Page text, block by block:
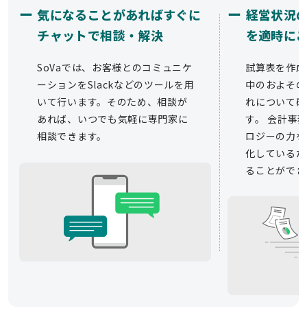
ー 気になることがあればすぐに
チャットで相談・解決
SoVaでは、お客様とのコミュニケ
ーションをSlackなどのツールを用
いて行います。そのため、相談が
あれば、いつでも気軽に専門家に
相談できます。
ー 経営状況
を適時に
試算表を作
中のおよそ
れについて
す。 会計事
ロジーの力
化している
ることがで